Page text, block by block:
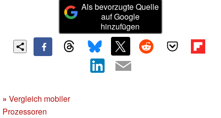
Als bevorzugte Quelle
auf Google
hinzufügen
» Vergleich mobiler
Prozessoren